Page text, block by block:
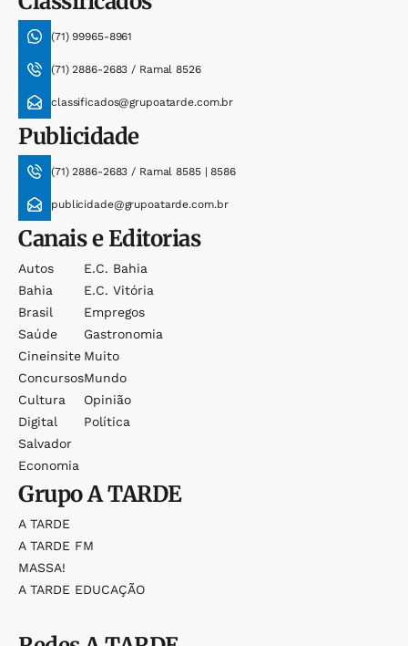
(71) 99965-8961
(71) 2886-2683 / Ramal 8526
classificados@grupoatarde.com.br
Publicidade
(71) 2886-2683 / Ramal 8585 | 8586
publicidade@grupoatarde.com.br
Canais e Editorias
Autos
Bahia
Brasil
Saúde
Cineinsite
Concursos
Cultura
Digital
Salvador
Economia
E.c. Bahia
E.c. Vitória
Empregos
Gastronomia
Muito
Mundo
Opinião
Política
GrupoA TARDE
A TARDE
A TARDE FM
MASSA!
A TARDE EDUCAÇÃO